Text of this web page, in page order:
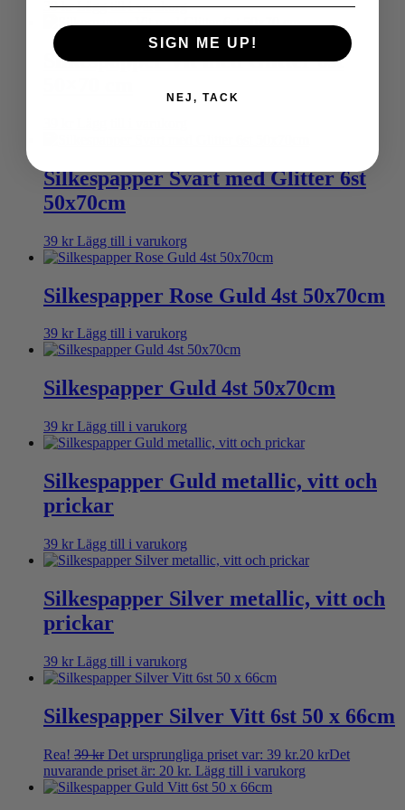
39kr Lägg till i varukorg
Silkespapper Vit med Glitter 6st
Silkespapper Svart med Glitter 6st
50x70cm
39 kr Lägg till i varukorg
Silkespapper Rose Guld 4st 50x70cm
39 kr Lägg till i varukorg
Silkespapper Guld 4st 50x70cm
39 kr Lägg till i varukorg
Silkespapper Guld metallic, vitt och
prickar
39 kr Lägg till i varukorg
Silkespapper Silver metallic, vitt och
prickar
39 kr Lägg till i varukorg
Silkespapper Silver Vitt 6st 50 x 66cm
Rea! 39kr Det ursprungliga priset var: 39 kr.20 krDet
nuvarande priset är: 20 kr. Lägg till i varukorg
SIGN ME UP!
NEJ, TACK